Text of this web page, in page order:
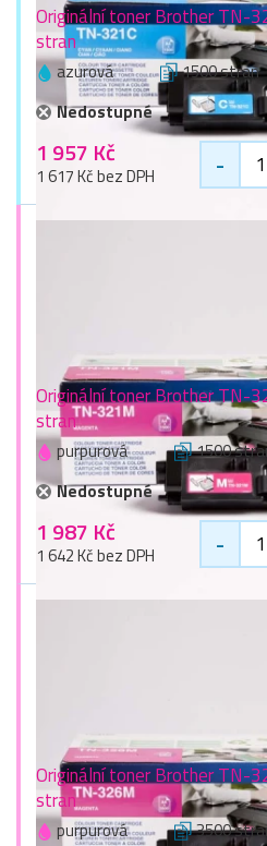
Originální toner Brother TN-
stran
azurová 1500 stran
Nedostupné
1 957 Kč
1 617 Kč bez DPH -
Originální toner Brother TN-
stran
purpurová 1500
Nedostupné
1 987 Kč
1 642 Kč bez DPH -
Originální toner Brother TN-
stran
purpurová 3500